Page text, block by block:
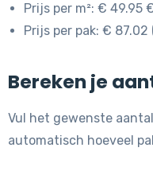
Prijs per m²: € 49.95
Prijs per pak: € 87.02
Bereken je
Vul het gewenste
automatisch hoeveel